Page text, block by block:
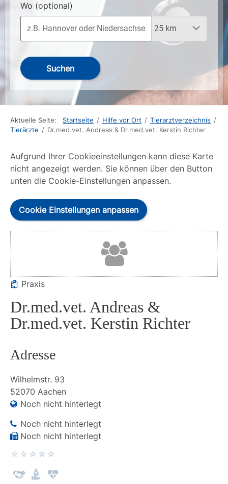
Wo (optional)
Suchen
Aktuelle Seite: Startseite / Hilfe vor Ort / Tierarztverzeichnis /
Tierärzte / Dr.med.vet. Andreas & Dr.med.vet. Kerstin Richter
Aufgrund Ihrer Cookieeinstellungen kann diese Karte
nicht angezeigt werden. Sie können über den Button
unten die Cookie-Einstellungen anpassen.
Cookie Einstellungen anpassen
Praxis
Dr.med.vet. Andreas &
Dr.med.vet. Kerstin Richter
Adresse
Wilhelmstr. 93
52070 Aachen
Noch nicht hinterlegt
Noch nicht hinterlegt
Noch nicht hinterlegt